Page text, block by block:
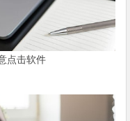
点击软件